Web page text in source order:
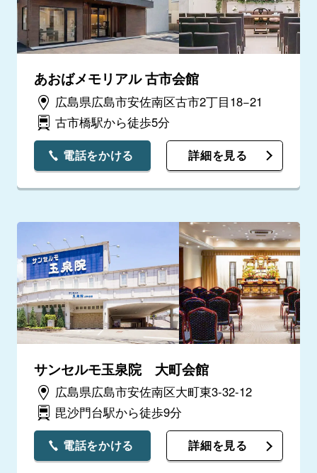
あおばメモリアル 古市会館
広島県広島市安佐南区古市2丁目18−21
古市橋駅から徒歩5分
電話をかける 詳細を見る
サンセルモ玉泉院 大町会館
広島県広島市安佐南区大町東3-32-12
毘沙門台駅から徒歩9分
電話をかける 詳細を見る